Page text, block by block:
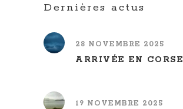
Dernières actus
28 NOVEMBRE 2025
ARRIVÉE EN CORSE
19 NOVEMBRE 2025